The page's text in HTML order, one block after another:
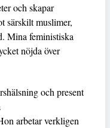
och skapar
särskilt muslimer,
Mina feministiska
nöjda över
och present
arbetar verkligen